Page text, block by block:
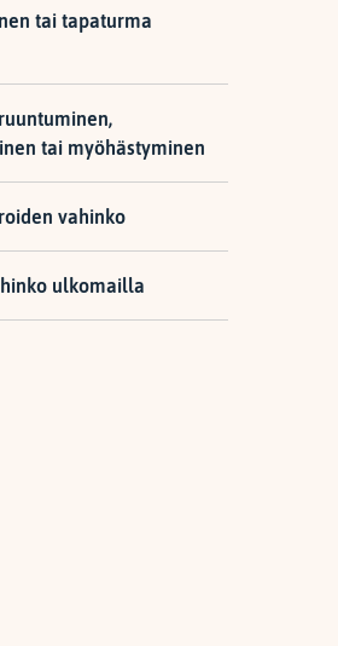
tai tapaturma
tai myöhästyminen
vahinko
ulkomailla